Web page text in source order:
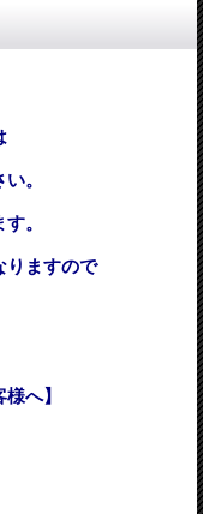
。
。
りますので
へ】